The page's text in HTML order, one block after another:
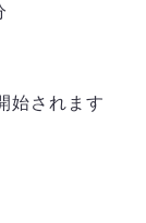
始されます